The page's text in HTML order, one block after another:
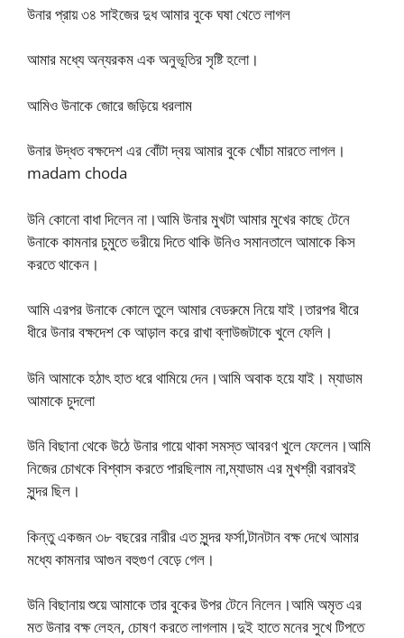
উনার প্রায় ৩৪ সাইজের দুধ আমার বুকে ঘষা খেতে লাগল
আমার মধ্যে অন্যরকম এক অনুভূতির সৃষ্টি হলো।
আমিও উনাকে জোরে জড়িয়ে ধরলাম
উনার উদ্ধত বক্ষদেশ এর বোঁটা দ্বয় আমার বুকে খোঁচা মারতে লাগল।
madam choda
উনি কোনো বাধা দিলেন না।আমি উনার মুখটা আমার মুখের কাছে টেনে
উনাকে কামনার চুমুতে ভরীয়ে দিতে থাকি উনিও সমানতালে আমাকে কিস
করতে থাকেন।
আমি এরপর উনাকে কোলে তুলে আমার বেডরুমে নিয়ে যাই।তারপর ধীরে
ধীরে উনার বক্ষদেশ কে আড়াল করে রাখা ব্লাউজটাকে খুলে ফেলি।
উনি আমাকে হঠাৎ হাত ধরে থামিয়ে দেন।আমি অবাক হয়ে যাই। ম্যাডাম
আমাকে চুদলো
উনি বিছানা থেকে উঠে উনার গায়ে থাকা সমস্ত আবরণ খুলে ফেলেন।আমি
নিজের চোখকে বিশ্বাস করতে পারছিলাম না,ম্যাডাম এর মুখশ্রী বরাবরই
সুন্দর ছিল।
কিন্তু একজন ৩৮ বছরের নারীর এত সুন্দর ফর্সা,টানটান বক্ষ দেখে আমার
মধ্যে কামনার আগুন বহুগুণ বেড়ে গেল।
উনি বিছানায় শুয়ে আমাকে তার বুকের উপর টেনে নিলেন।আমি অমৃত এর
মত উনার বক্ষ লেহন, চোষণ করতে লাগলাম।দুই হাতে মনের সুখে টিপতে